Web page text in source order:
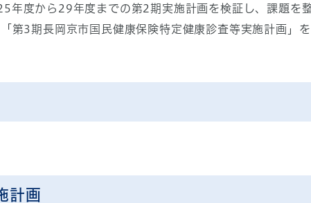
年度から29年度までの第2期実施計画を検証し、課題を
3期長岡京市国民健康保険特定健康診査等実施計画」
計画